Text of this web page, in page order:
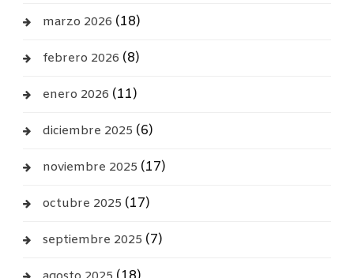
marzo 2026 (18)
febrero 2026 (8)
enero 2026 (11)
diciembre 2025 (6)
noviembre 2025 (17)
octubre 2025 (17)
septiembre 2025 (7)